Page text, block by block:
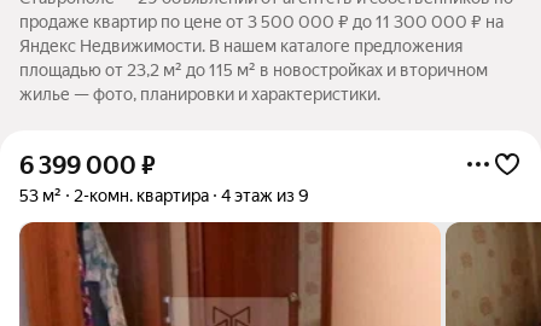
продаже квартир по цене от 3 500 000 ₽ до 11 300 000 ₽ на
Яндекс Недвижимости. В нашем каталоге предложения
площадью от 23,2 м² до 115 м² в новостройках и вторичном
жилье — фото, планировки и характеристики.
6 399 000 ₽
53 м² 2-комн. квартира 4 этаж из 9